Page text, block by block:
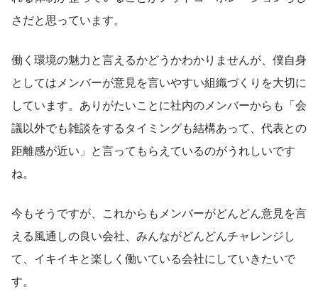
さだと思っています。
働く環境の魅力と言えるかどうかわかりませんが、僕自身
としてはメンバーが意見を言いやすい組織づくりを大切に
しています。ありがたいことに社内のメンバーからも「会
議以外でも雑談をするタイミングも結構あって、代表との
距離感が近い」と言ってもらえているのがうれしいです
ね。
今もそうですが、これからもメンバーがどんどん意見を言
える風通しの良い会社、みんながどんどんチャレンジし
て、イキイキと楽しく働いている会社にしていきたいで
す。